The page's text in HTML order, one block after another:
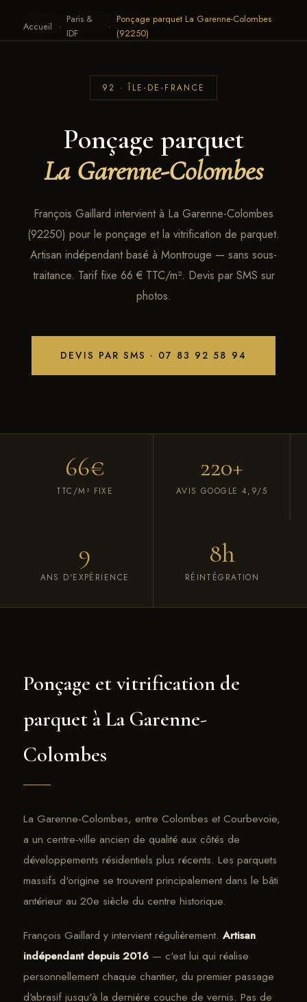
François Gaillard · Parquet ← RETOUR AU SITE
Accueil ›
Paris &
IDF
›
Ponçage parquet La Garenne-Colombes
(92250)
92 · ÎLE-DE-FRANCE
Ponçage parquet
La Garenne-Colombes
François Gaillard intervient à La Garenne-Colombes
(92250) pour le ponçage et la vitrification de parquet.
Artisan indépendant basé à Montrouge — sans sous-
traitance. Tarif fixe 66 € TTC/m². Devis par SMS sur
photos.
DEVIS PAR SMS · 07 83 92 58 94
66€
TTC/M² FIXE
220+
AVIS GOOGLE 4,9/5
9
ANS D'EXPÉRIENCE
8h
RÉINTÉGRATION
Ponçage et vitrification de
parquet à La Garenne-
Colombes
La Garenne-Colombes, entre Colombes et Courbevoie,
a un centre-ville ancien de qualité aux côtés de
développements résidentiels plus récents. Les parquets
massifs d'origine se trouvent principalement dans le bâti
antérieur au 20e siècle du centre historique.
François Gaillard y intervient régulièrement. Artisan
indépendant depuis 2016 — c'est lui qui réalise
personnellement chaque chantier, du premier passage
d'abrasif jusqu'à la dernière couche de vernis. Pas de